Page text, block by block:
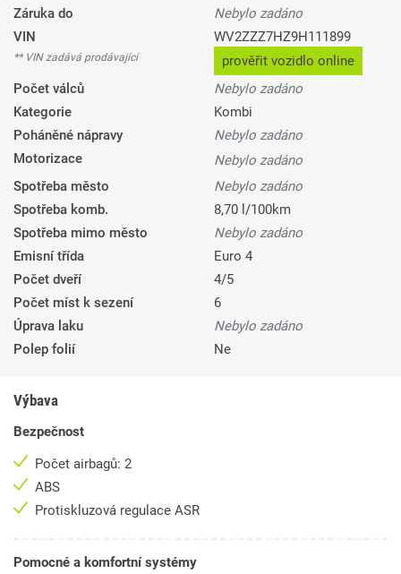
Záruka do
Nebylo zadáno
VIN
** VIN zadává prodávající
WV2ZZZ7HZ9H111899
prověřit vozidlo online
Počet válců
Nebylo zadáno
Kategorie
Kombi
Poháněné nápravy
Nebylo zadáno
Motorizace
Nebylo zadáno
Spotřeba město
Nebylo zadáno
Spotřeba komb.
8,70 l/100km
Spotřeba mimo město
Nebylo zadáno
Emisní třída
Euro 4
Počet dveří
4/5
Počet míst k sezení
6
Úprava laku
Nebylo zadáno
Polep folií
Ne
Výbava
Bezpečnost
Počet airbagů: 2
ABS
Protiskluzová regulace ASR
Pomocné a komfortní systémy